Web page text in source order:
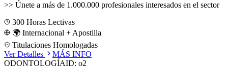
>> Únete a más de 1.000.000 profesionales interesados en el sector
300 Horas Lectivas
🌍 Internacional + Apostilla
Titulaciones Homologadas
Ver Detalles
MÁS INFO
ODONTOLOGÍAID: o2